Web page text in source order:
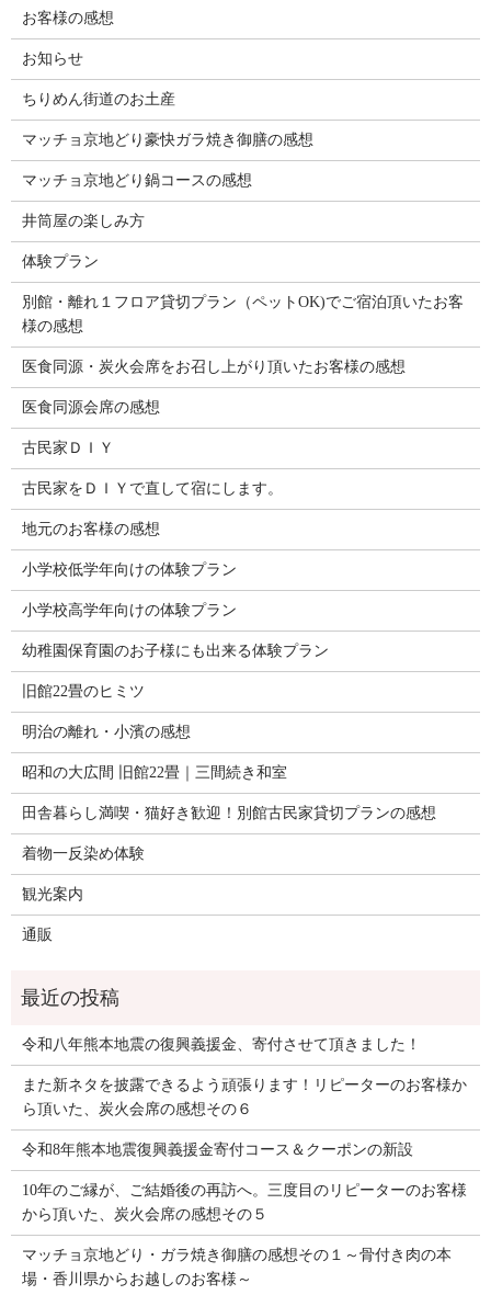
お客様の感想
お知らせ
ちりめん街道のお土産
マッチョ京地どり豪快ガラ焼き御膳の感想
マッチョ京地どり鍋コースの感想
井筒屋の楽しみ方
体験プラン
別館・離れ１フロア貸切プラン（ペットOK)でご宿泊頂いたお客
様の感想
医食同源・炭火会席をお召し上がり頂いたお客様の感想
医食同源会席の感想
古民家ＤＩＹ
古民家をＤＩＹで直して宿にします。
地元のお客様の感想
小学校低学年向けの体験プラン
小学校高学年向けの体験プラン
幼稚園保育園のお子様にも出来る体験プラン
旧館22畳のヒミツ
明治の離れ・小濱の感想
昭和の大広間 旧館22畳｜三間続き和室
田舎暮らし満喫・猫好き歓迎！別館古民家貸切プランの感想
着物一反染め体験
観光案内
通販
令和八年熊本地震の復興義援金、寄付させて頂きました！
また新ネタを披露できるよう頑張ります！リピーターのお客様か
ら頂いた、炭火会席の感想その６
令和8年熊本地震復興義援金寄付コース＆クーポンの新設
10年のご縁が、ご結婚後の再訪へ。三度目のリピーターのお客様
から頂いた、炭火会席の感想その５
マッチョ京地どり・ガラ焼き御膳の感想その１～骨付き肉の本
場・香川県からお越しのお客様～